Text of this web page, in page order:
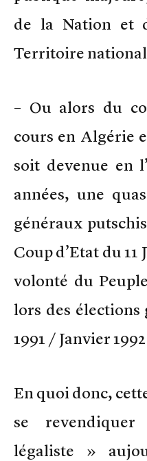
de la Nation et
Territoire
– Ou alors du
cours en Algérie
soit devenue en
années, une
généraux
Coup d’Etat du
volonté du
lors des élections
1991 / Janvier 1992
En quoi donc,
se
légaliste »